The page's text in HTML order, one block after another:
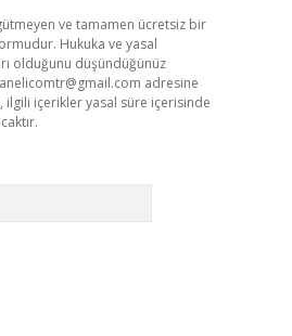
ve tamamen ücretsiz bir
Hukuka ve yasal
olduğunu düşündüğünüz
adresine
içerikler yasal süre içerisinde